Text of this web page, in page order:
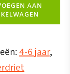
AAN
4-6 jaar,